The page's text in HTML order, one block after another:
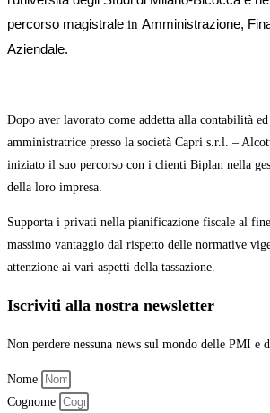
percorso magistrale in Amministrazione,
Aziendale.
Dopo aver lavorato come addetta alla contabilità
amministratrice presso la società Capri s.r.l. –
iniziato il suo percorso con i clienti Biplan nella
della loro impresa.
Supporta i privati nella pianificazione fiscale al
massimo vantaggio dal rispetto delle normative
attenzione ai vari aspetti della tassazione.
Iscriviti alla nostra newsletter
Non perdere nessuna news sul mondo delle PMI e
Nome
Cognome